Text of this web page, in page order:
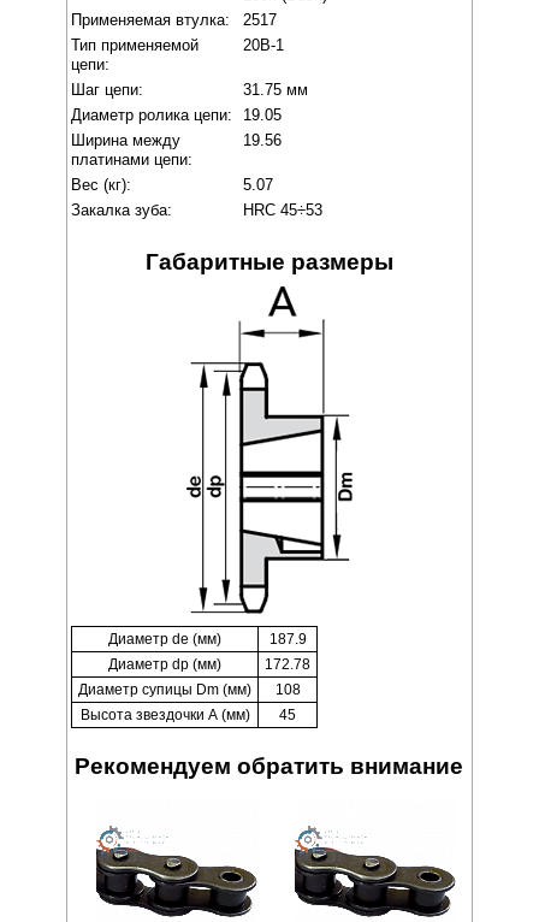
Применяемая втулка:
2517
Тип применяемой
цепи:
20B-1
Шаг цепи:
31.75 мм
Диаметр ролика цепи:
19.05
Ширина между
платинами цепи:
19.56
Вес (кг):
5.07
Закалка зуба:
HRC 45÷53
Габаритные размеры
Диаметр de (мм)
187.9
Диаметр dp (мм)
172.78
Диаметр супицы Dm (мм)
108
Высота звездочки А (мм)
45
Рекомендуем обратить внимание